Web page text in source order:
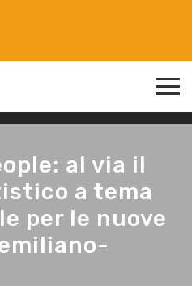
al via il
a tema
per le nuove